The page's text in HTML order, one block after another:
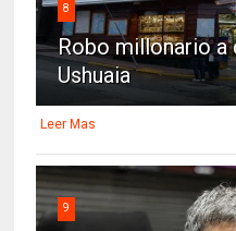
8
Robo millonario
Ushuaia
Leer Mas
9